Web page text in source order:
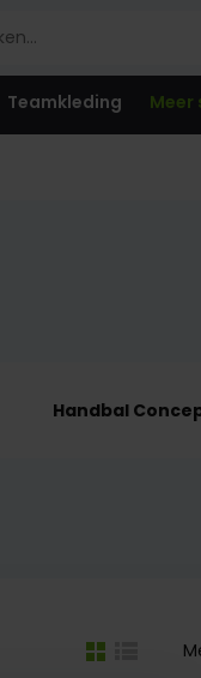
Teamkleding Meer
Handbal